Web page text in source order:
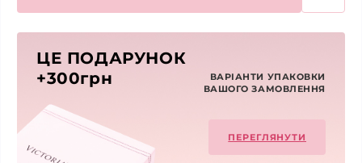
ЦЕ ПОДАРУНОК
+300грн
ВАРІАНТИ УПАКОВКИ
ВАШОГО ЗАМОВЛЕННЯ
ПЕРЕГЛЯНУТИ